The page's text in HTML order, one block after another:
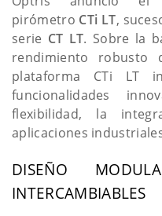
pirómetro CTi LT,
serie CT LT. Sobre la
rendimiento robusto
plataforma CTi LT
funcionalidades
flexibilidad, la
aplicaciones
DISEÑO
INTERCAMBIABLES